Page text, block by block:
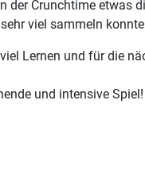
Crunchtime
viel sammeln
Lernen und für die
und intensive Spiel!